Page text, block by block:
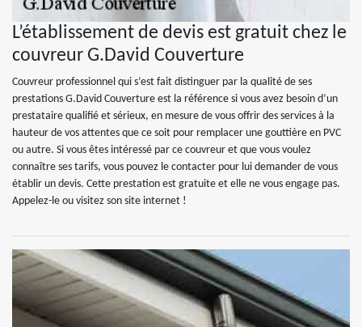
L’établissement de devis est gratuit chez le
couvreur G.David Couverture
Couvreur professionnel qui s’est fait distinguer par la qualité de ses
prestations G.David Couverture est la référence si vous avez besoin d’un
prestataire qualifié et sérieux, en mesure de vous offrir des services à la
hauteur de vos attentes que ce soit pour remplacer une gouttière en PVC
ou autre. Si vous êtes intéressé par ce couvreur et que vous voulez
connaître ses tarifs, vous pouvez le contacter pour lui demander de vous
établir un devis. Cette prestation est gratuite et elle ne vous engage pas.
Appelez-le ou visitez son site internet !